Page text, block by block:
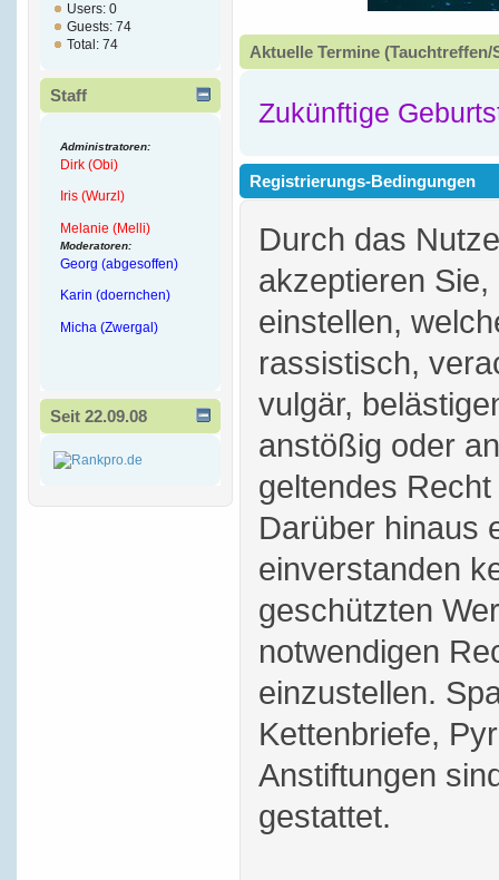
Users: 0
Guests: 74
Total: 74
Staff
Administratoren:
Dirk (Obi)
Iris (Wurzl)
Melanie (Melli)
Moderatoren:
Georg (abgesoffen)
Karin (doernchen)
Micha (Zwergal)
Seit 22.09.08
Aktuelle Termine
Zukünftige
Registrierungs-Bedingungen
Durch das
akzeptieren
einstellen,
rassistisch,
vulgär,
anstößig oder
geltendes
Darüber hinaus
einverstanden
geschützten
notwendigen
einzustellen.
Kettenbriefe,
Anstiftungen
gestattet.